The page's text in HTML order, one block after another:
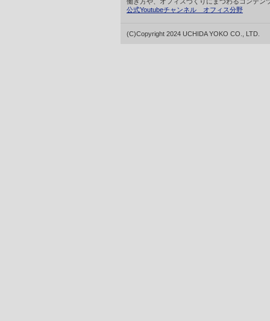
公式Youtubeチャンネル オフィス分野
(C)Copyright 2024 UCHIDA YOKO CO., LTD.